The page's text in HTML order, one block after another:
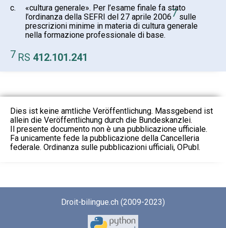
c.
«cultura generale». Per l’esame finale fa stato
l’ordinanza della SEFRI del 27 aprile 20067 sulle
prescrizioni minime in materia di cultura generale
nella formazione professionale di base.
7 RS 412.101.241
Dies ist keine amtliche Veröffentlichung. Massgebend ist
allein die Veröffentlichung durch die Bundeskanzlei.
Il presente documento non è una pubblicazione ufficiale.
Fa unicamente fede la pubblicazione della Cancelleria
federale. Ordinanza sulle pubblicazioni ufficiali, OPubl.
Droit-bilingue.ch (2009-2023)